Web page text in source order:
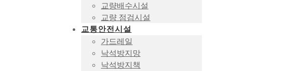
교량배수시설
교량 점검시설
교통안전시설
가드레일
낙석방지망
낙석방지책